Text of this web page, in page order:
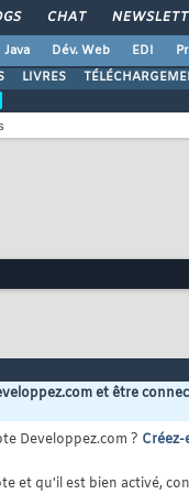
CHAT
Java Dév. Web EDI
LIVRES
et être
Developpez.com ?
et qu'il est bien activé,